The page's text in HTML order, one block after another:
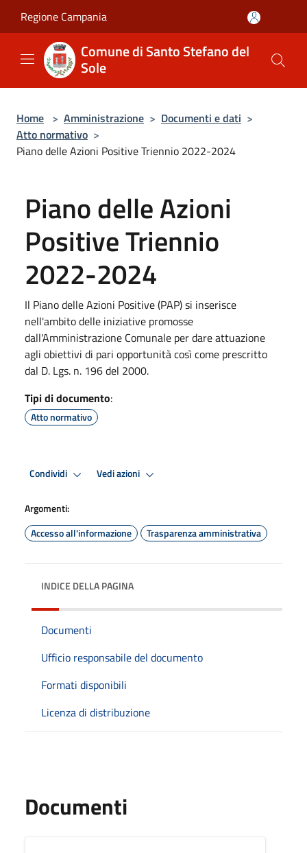
Regione Campania
Comune di Santo Stefano del
Sole
Home > Amministrazione > Documenti e dati >
Atto normativo >
Piano delle Azioni Positive Triennio 2022-2024
Piano delle Azioni
Positive Triennio
2022-2024
Il Piano delle Azioni Positive (PAP) si inserisce
nell'ambito delle iniziative promosse
dall'Amministrazione Comunale per dare attuazione
agli obiettivi di pari opportunità così come prescritto
dal D. Lgs. n. 196 del 2000.
Tipi di documento:
Atto normativo
Condividi Vedi azioni
Argomenti:
Accesso all'informazione
Trasparenza amministrativa
INDICE DELLA PAGINA
Documenti
Ufficio responsabile del documento
Formati disponibili
Licenza di distribuzione
Documenti